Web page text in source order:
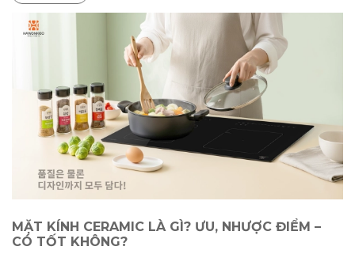
MẶT KÍNH CERAMIC LÀ GÌ? ƯU, NHƯỢC ĐIỂM –
CÓ TỐT KHÔNG?